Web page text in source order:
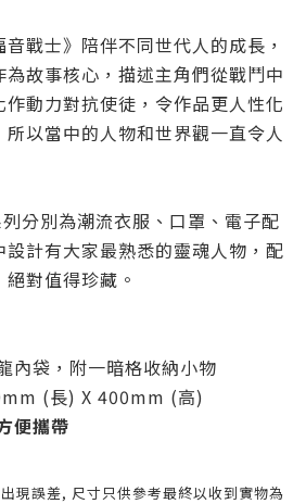
戰士》陪伴不同世代人的成長，
故事核心，描述主角們從戰鬥中
動力對抗使徒，令作品更人性化
以當中的人物和世界觀一直令人
分別為潮流衣服、口罩、電子配
計有大家最熟悉的靈魂人物，配
對值得珍藏。
內袋，附一暗格收納小物
(長) X 400mm (高)
便攜帶
現誤差, 尺寸只供參考最終以收到實物為